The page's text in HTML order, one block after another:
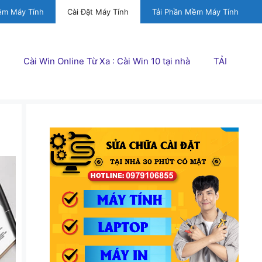
Máy Tính Cài Đặt Máy Tính Tải Phần Mềm Máy Tính
Cài Win Online Từ Xa : Cài Win 10 tại nhà TẢI